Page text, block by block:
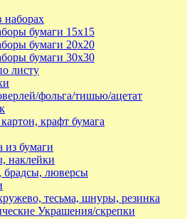
наборах
бумаги 15х15
бумаги 20х20
бумаги 30х30
листу
фольга/тишью/ацетат
крафт бумага
из бумаги
наклейки
брадсы, люверсы
тесьма, шнуры, резинка
Украшения/скрепки